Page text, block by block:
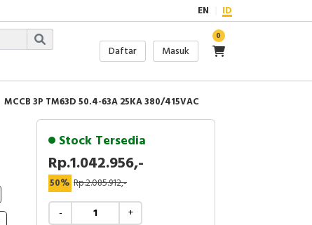
EN ID
Daftar Masuk
0
MCCB 3P TM63D 50.4-63A 25KA 380/415VAC
Stock Tersedia
Rp.1.042.956,-
50% Rp.2.085.912,-
- +